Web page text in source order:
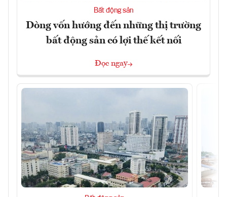
Bất động sản
Dòng vốn hướng đến những thị trường
bất động sản có lợi thế kết nối
Đọc ngay